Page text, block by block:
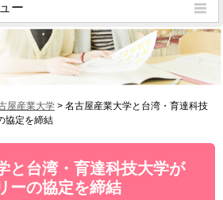
ー
屋産業大学 > 名古屋産業大学と台湾・育達科技
協定を締結
と台湾・育達科技大学が
ーの協定を締結